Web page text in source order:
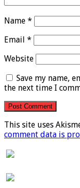
Name *
Email *
Website
Save my name,
the next time I
This site uses
comment data is